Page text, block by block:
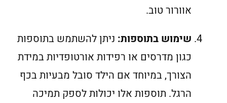
אוורור טוב.
שימוש בתוספות: ניתן להשתמש בתוספות
כגון מדרסים או רפידות אורטופדיות במידת
הצורך, במיוחד אם הילד סובל מבעיות בכף
הרגל. תוספות אלו יכולות לספק תמיכה